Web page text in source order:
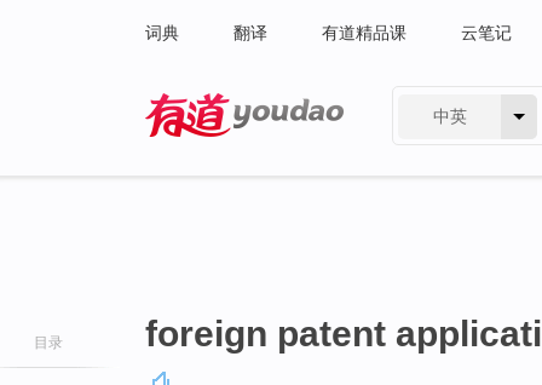
词典 翻译 有道精品课 云笔记
中英
目录 foreign patent